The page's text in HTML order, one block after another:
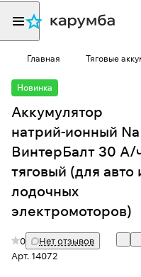
Главная Тяговые
Новинка
Аккумулятор
натрий-ионный
ВинтерБалт 30 А/
тяговый (для авто
лодочных
электромоторов)
0
Нет отзывов
Арт. 14072